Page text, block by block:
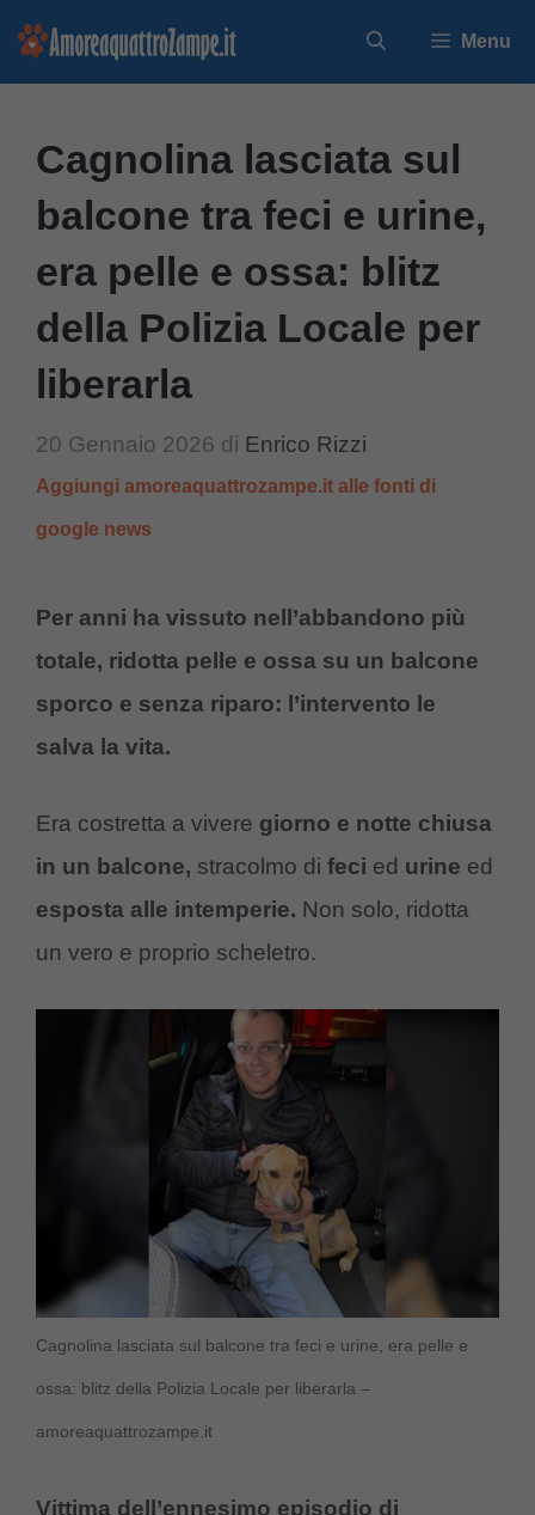
Vai
Menu
Cagnolina lasciata sul
balcone tra feci e urine,
era pelle e ossa: blitz
della Polizia Locale per
liberarla
20 Gennaio 2026 di Enrico Rizzi
Aggiungi amoreaquattrozampe.it alle fonti di
google news
Per anni ha vissuto nell’abbandono più
totale, ridotta pelle e ossa su un balcone
sporco e senza riparo: l’intervento le
salva la vita.
Era costretta a vivere giorno e notte chiusa
in un balcone, stracolmo di feci ed urine ed
esposta alle intemperie. Non solo, ridotta
un vero e proprio scheletro.
Cagnolina lasciata sul balcone tra feci e urine, era pelle e
ossa: blitz della Polizia Locale per liberarla –
amoreaquattrozampe.it
Vittima dell’ennesimo episodio di